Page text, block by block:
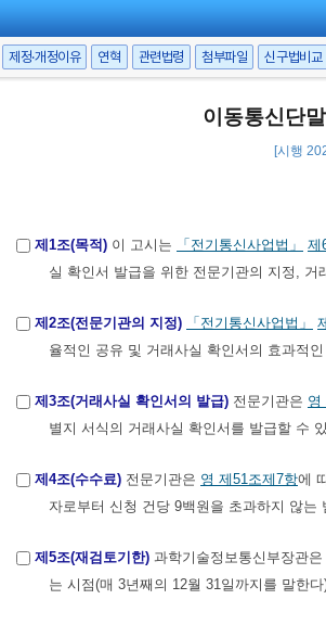
에 관한 고시
, 2026. 4. 28., 일부개정]
제정·개정이유 연혁 관련법령 첨부파일 신구법비교
이동통신단
[시행
제1조(목적) 이 고시는 「전기통신사업법」 제
실 확인서 발급을 위한 전문기관의 지정,
제2조(전문기관의 지정) 「전기통신사업법」
율적인 공유 및 거래사실 확인서의 효과적
제3조(거래사실 확인서의 발급) 전문기관은 영
별지 서식의 거래사실 확인서를 발급할 수
제4조(수수료) 전문기관은 영 제51조제7항에
자로부터 신청 건당 9백원을 초과하지 않
제5조(재검토기한) 과학기술정보통신부장관
는 시점(매 3년째의 12월 31일까지를 말한